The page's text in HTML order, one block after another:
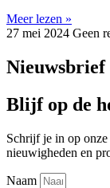
Meer lezen »
27 mei 2024 Geen
Nieuwsbrief
Blijf op de
Schrijf je in op
nieuwigheden en
Naam